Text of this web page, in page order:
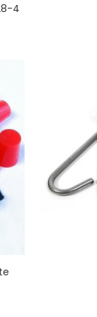
4